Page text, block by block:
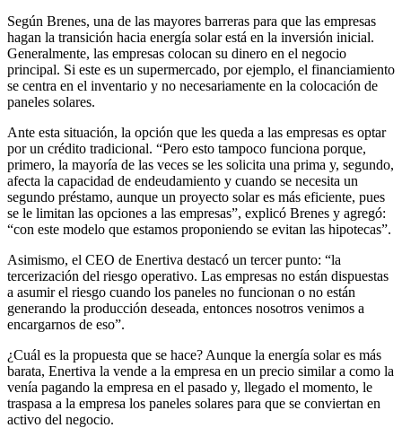
Según Brenes, una de las mayores barreras para que las empresas
hagan la transición hacia energía solar está en la inversión inicial.
Generalmente, las empresas colocan su dinero en el negocio
principal. Si este es un supermercado, por ejemplo, el financiamiento
se centra en el inventario y no necesariamente en la colocación de
paneles solares.
Ante esta situación, la opción que les queda a las empresas es optar
por un crédito tradicional. “Pero esto tampoco funciona porque,
primero, la mayoría de las veces se les solicita una prima y, segundo,
afecta la capacidad de endeudamiento y cuando se necesita un
segundo préstamo, aunque un proyecto solar es más eficiente, pues
se le limitan las opciones a las empresas”, explicó Brenes y agregó:
“con este modelo que estamos proponiendo se evitan las hipotecas”.
Asimismo, el CEO de Enertiva destacó un tercer punto: “la
tercerización del riesgo operativo. Las empresas no están dispuestas
a asumir el riesgo cuando los paneles no funcionan o no están
generando la producción deseada, entonces nosotros venimos a
encargarnos de eso”.
¿Cuál es la propuesta que se hace? Aunque la energía solar es más
barata, Enertiva la vende a la empresa en un precio similar a como la
venía pagando la empresa en el pasado y, llegado el momento, le
traspasa a la empresa los paneles solares para que se conviertan en
activo del negocio.